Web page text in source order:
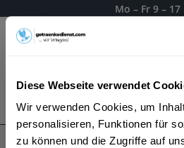
Diese Webseite verwendet
Wir verwenden Cookies, um
personalisieren, Funktionen für
zu können und die Zugriffe auf
Mo – Fr 9 –
Es